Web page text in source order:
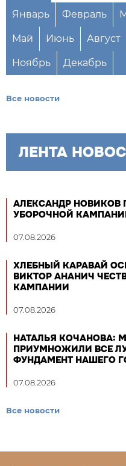
Январь Февраль
Май Июнь Август
Ноябрь Декабрь
Все новости
ЛЕНТА
АЛЕКСАНДР НОВИКОВ
УБОРОЧНОЙ
07.08.2026
ХЛЕБНЫЙ КАРАВАЙ
ВИКТОР АНАНИЧ
КАМПАНИИ
07.08.2026
НАТАЛЬЯ КОЧАНОВА:
ПРИУМНОЖИЛИ ВСЕ
ФУНДАМЕНТ НАШЕГО
07.08.2026
Все новости